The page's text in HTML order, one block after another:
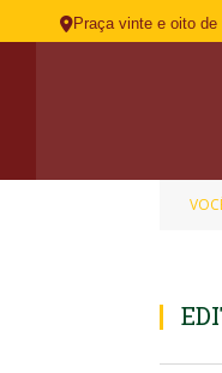
Praça vinte e oito